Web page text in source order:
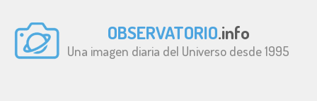
OBSERVATORIO.info
Una imagen diaria del Universo desde 1995